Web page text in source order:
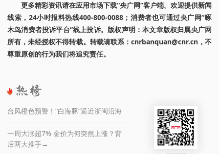
更多精彩资讯请在应用市场下载“央广网”客户端。欢迎提供新闻
线索，24小时报料热线400-800-0088；消费者也可通过央广网“啄
木鸟消费者投诉平台”线上投诉。版权声明：本文章版权归属央广网
所有，未经授权不得转载。转载请联系：cnrbanquan@cnr.cn，不
尊重原创的行为我们将追究责任。
台风橙色预警！“白海豚”逼近浙闽沿海
一周大涨超7% 金价为何突然上涨？背
后两大推手→